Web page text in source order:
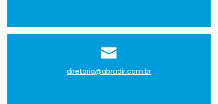
diretoria@abradir.com.br